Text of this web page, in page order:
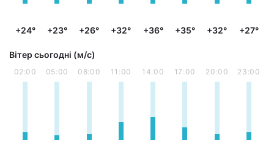
+24° +23° +26° +32° +36° +35° +32° +27°
Вітер сьогодні (м/с)
02:00 05:00 08:00 11:00 14:00 17:00 20:00 23:00